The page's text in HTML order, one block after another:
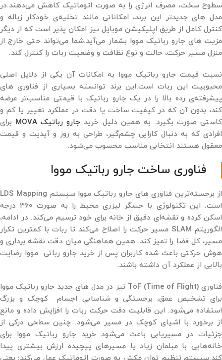
سطوح سخت، مصرف انرژی را به صورت اتوماتیک کاهش می‌دهند.در
مدل ‌های جدیدتر این برند، امکاناتی مانند تخلیه‌ی خودکار زباله و
کنترل کامل از طریق اپلیکیشن موبایل نیز امکان پذیر است که از دیگر
مزیت های جارو رباتیک مووا بشمار می‌آید.شما می‌تواند حتی خارج از
منزل مسیر حرکت، حالت و نوع نظافت و وضعیت ربات را کنترل کند.
نسبت قیمت جارو رباتیک مووا به امکانات آن یکی از دلایل اصلی
محبوبیت این ربات است.این برند توانسته بسیاری از فناوری‌ های
پیشرفته‌ی رده‌ بالا را در یک جارو رباتیک با قیمتی مناسب‌تر عرضه
کند، بدون آن ‌که در کیفیت ساخت یا دقت در عملکرد تغییر یا کم و
کاستی صورت بگیرد. به همین دلیل خرید جارو رباتیک MOVA
برای
افرادی که به ‌دنبال کارایی چشم‌گیر، طراحی به روز و آپدیت و قیمت
معقول هستند انتخابی مناسب محسوب می‌شود.
فناوری ساخت جارو رباتیک مووا
از برجسته‌ترین فناوری ‌های جارو رباتیک مووا سیستم LDS Mapping
است. این تکنولوژی با حسگر لیزری محیط را به ‌صورت ۳۶۰ درجه
اسکن کرده و نقشه‌ای دقیق از خانه برای خود ترسیم می‌کند. در ادامه،
الگوریتم SLAM مسیر حرکت را اصلاح می‌کند تا ربات با کمترین تکرار
مسیر، کل فضا را تمیز کند. همین هماهنگی میان دقت نقشه ‌برداری و
هوش حرکتی باعث شده کاربران پس از خرید جارو رباتی مووا رضایت
بالایی از عملکرد آن داشته باشند.
فناوری ToF (Time of Flight) نیز در مدل ‌های جدید جارو رباتیک مووا
برای تشخیص عمق، برجستگی و شناسایی اجسام کوچک و بزرگ
استفاده می‌شود. این قابلیت دقت حرکت ربات را افزایش داده و مانع
از برخورد با اشیای کوچک در مسیر می‌شود. چنین سطحی درکی از
جزئیات در مسیریابی باعث می‌شود خرید جارو رباتیک مووا برای
خانه‌هایی با مبلمان زیاد یا مسیرهای پیچیده ارزش بیشتری پیدا